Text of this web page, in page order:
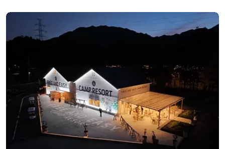
ィラで素材とアートに触れたい。 そんな滞在の楽しみが広がりま
す。 「そ...